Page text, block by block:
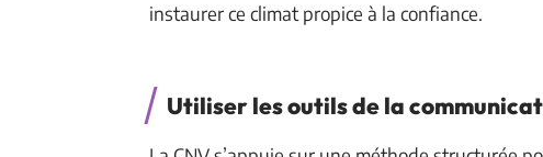
instaurer ce climat propice à la confiance.
Utiliser les outils de la